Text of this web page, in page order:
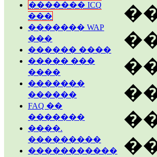
������� ICQ
���
������� WAP
���
������ ����
����� ���
����
�������
������
FAQ ��
�������
����.
���������
�����������